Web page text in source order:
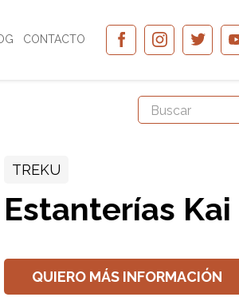
CONTACTO
TREKU
Estanterías Kai
QUIERO MÁS INFORMACIÓN